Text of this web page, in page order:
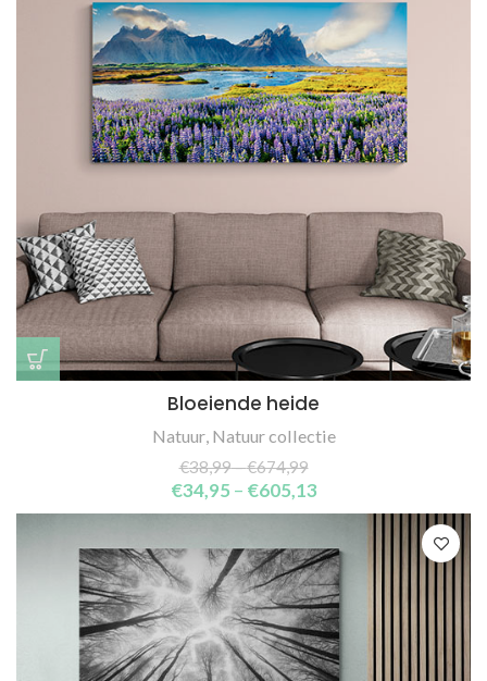
Bloeiende heide
Natuur, Natuur collectie
€38,99–€674,99
€34,95 – €605,13